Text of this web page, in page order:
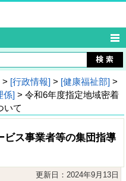
> [行政情報] > [健康福祉部] >
係] > 令和6年度指定地域密着
いて
ビス事業者等の集団指導
更新日：2024年9月13日